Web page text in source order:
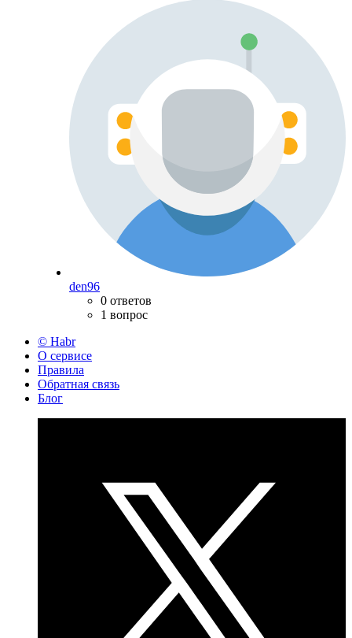
den96
0 ответов
1 вопрос
© Habr
О сервисе
Правила
Обратная связь
Блог